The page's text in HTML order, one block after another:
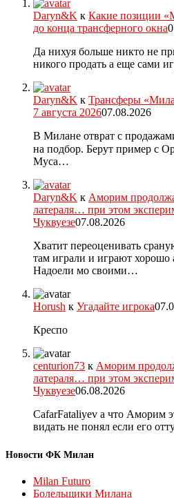
Daryn&K к Какие позиции
до конца трансферного окна
Да нихуя больше никто не
никого продать а еще сами
Daryn&K к Трансферы
7 августа 202607.08.2026
В Милане отврат с
на подбор. Берут пример с
Муса…
Daryn&K к Аморим
латераля… при этом
Чуквуезе07.08.2026
Хватит переоценивать
там играли и играют хорошо
Надоели мо своими…
Horush к Угадайте игрока
Креспо
centurion73 к Аморим
латераля… при этом
Чуквуезе06.08.2026
CafarFataliyev а что Аморим
видать не понял если его
Новости ФК Милан
Milan Futuro
Болельщики Милана